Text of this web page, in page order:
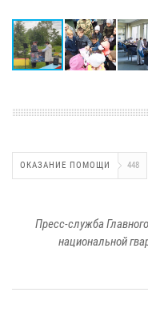
ОКАЗАНИЕ ПОМОЩИ 448
Пресс-служба
национальной